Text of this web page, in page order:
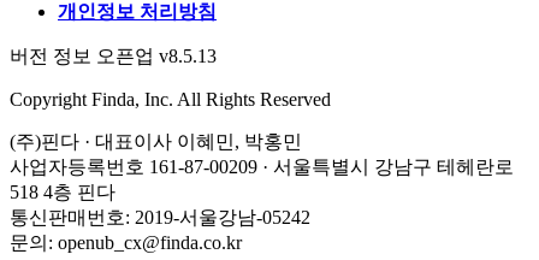
개인정보 처리방침
버전 정보 오픈업 v8.5.13
Copyright Finda, Inc. All Rights Reserved
(주)핀다 · 대표이사 이혜민, 박홍민
사업자등록번호 161-87-00209 · 서울특별시 강남구 테헤란로
518 4층 핀다
통신판매번호: 2019-서울강남-05242
문의: openub_cx@finda.co.kr